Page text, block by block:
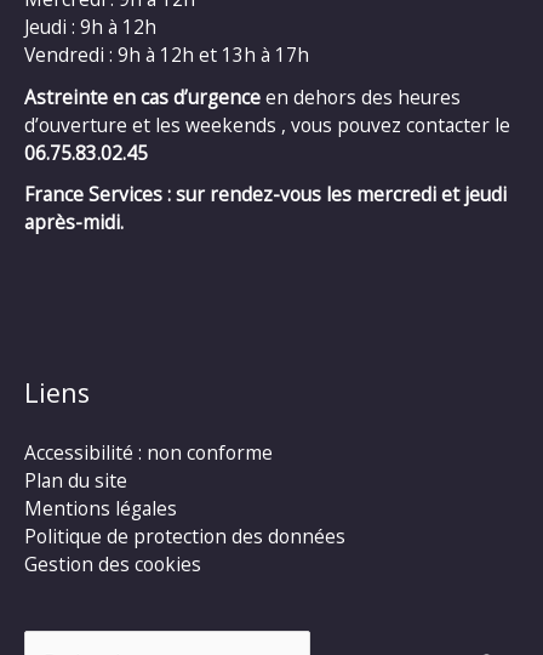
Jeudi : 9h à 12h
Vendredi : 9h à 12h et 13h à 17h
Astreinte en cas d’urgenceen dehors des heures
d’ouverture et les weekends , vous pouvez contacter le
06.75.83.02.45
France Services : sur rendez-vous les mercredi et jeudi
après-midi.
Liens
Accessibilité : non conforme
Plan du site
Mentions légales
Politique de protection des données
Gestion des cookies